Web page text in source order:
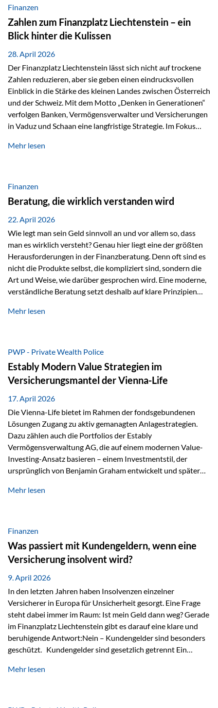
Wirtschaftswachstum, verändern die Spielregeln für
Investoren. Produktivität adressiert genau diese
Herausforderungen, da wirtschaftliches Wachstum
langfristig durch Produktivitätssteigerung entsteht, also
durch die Fähigkeit von Unternehmen, mehr…
Finanzen
Zahlen zum Finanzplatz Liechtenstein – ein
Blick hinter die Kulissen
28. April 2026
Der Finanzplatz Liechtenstein lässt sich nicht auf trockene
Zahlen reduzieren, aber sie geben einen eindrucksvollen
Einblick in die Stärke des kleinen Landes zwischen Österreich
und der Schweiz. Mit dem Motto „Denken in Generationen“
verfolgen Banken, Vermögensverwalter und Versicherungen
in Vaduz und Schaan eine langfristige Strategie. Im Fokus
Marktzugang Liechtenstein hat sich in den letzten Jahren zu
verfügbaren Kennzahlen (Stand Ende 2024, veröffentlicht
2025/2026)…
Mehr lesen
Finanzen
Beratung, die wirklich verstanden wird
22. April 2026
Wie legt man sein Geld sinnvoll an und vor allem so, dass
man es wirklich versteht? Genau hier liegt eine der größten
Herausforderungen in der Finanzberatung. Denn oft sind es
nicht die Produkte selbst, die kompliziert sind, sondern die
Art und Weise, wie darüber gesprochen wird. Eine moderne,
verständliche Beratung setzt deshalb auf klare Prinzipien
fünf zentrale Faktoren: eine saubere Struktur, breite
diesem Thema liefern unter anderem die praxisnahen
Ansätze von Finanzexperte Klaus Rost, der seit vielen Jahren
für eine verständliche und…
Mehr lesen
PWP - Private Wealth Police
Estably Modern Value Strategien im
Versicherungsmantel der Vienna-Life
17. April 2026
Die Vienna-Life bietet im Rahmen der fondsgebundenen
Lösungen Zugang zu aktiv gemanagten Anlagestrategien.
Dazu zählen auch die Portfolios der Estably
Vermögensverwaltung AG, die auf einem modernen Value-
Investing-Ansatz basieren – einem Investmentstil, der
ursprünglich von Benjamin Graham entwickelt und später
Modernes Value Investing als Grundlage Der
Fokus stehen Unternehmen, deren Börsenkurs unter ihrem
inneren Wert liegt. Neben klassischen
Bewertungskennzahlen werden auch qualitative Faktoren
wie Geschäftsmodell, Wettbewerbsvorteile und
Managementqualität…
Mehr lesen
Finanzen
Was passiert mit Kundengeldern, wenn eine
Versicherung insolvent wird?
9. April 2026
In den letzten Jahren haben Insolvenzen einzelner
Versicherer in Europa für Unsicherheit gesorgt. Eine Frage
steht dabei immer im Raum: Ist mein Geld dann weg? Gerade
im Finanzplatz Liechtenstein gibt es darauf eine klare und
beruhigende Antwort:Nein – Kundengelder sind besonders
geschützt. Kundengelder sind gesetzlich getrennt Ein
sogenannte Sondermasse. Das bedeutet:Die
Mehr lesen